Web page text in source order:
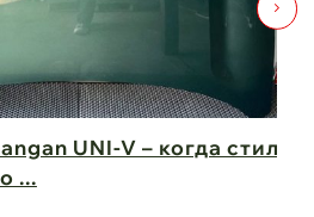
UNI-V – когда стиль и